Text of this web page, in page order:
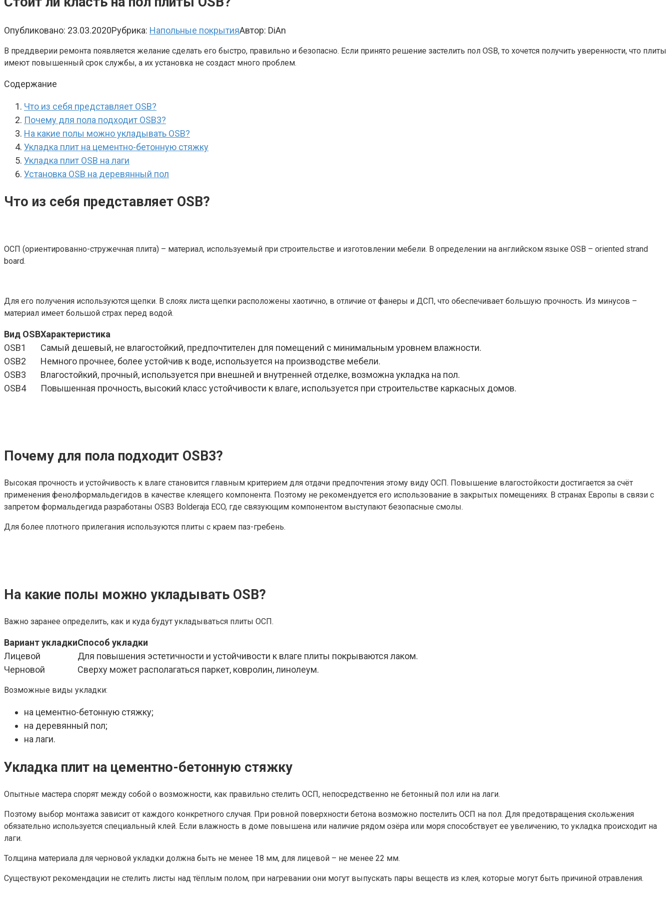
Опубликовано: 23.03.2020Рубрика: Напольные покрытияАвтор: DiAn
В преддверии ремонта появляется желание сделать его быстро, правильно и безопасно. Если принято решение застелить пол OSB, то хочется получить уверенности, что плиты
имеют повышенный срок службы, а их установка не создаст много проблем.
Содержание
Что из себя представляет OSB?
Почему для пола подходит OSB3?
На какие полы можно укладывать OSB?
Укладка плит на цементно-бетонную стяжку
Укладка плит OSB на лаги
Установка OSB на деревянный пол
Что из себя представляет OSB?
ОСП (ориентированно-стружечная плита) – материал, используемый при строительстве и изготовлении мебели. В определении на английском языке OSB – oriented strand
board.
Для его получения используются щепки. В слоях листа щепки расположены хаотично, в отличие от фанеры и ДСП, что обеспечивает большую прочность. Из минусов –
материал имеет большой страх перед водой.
Вид OSBХарактеристика
OSB1
Самый дешевый, не влагостойкий, предпочтителен для помещений с минимальным уровнем влажности.
OSB2
Немного прочнее, более устойчив к воде, используется на производстве мебели.
OSB3
Влагостойкий, прочный, используется при внешней и внутренней отделке, возможна укладка на пол.
OSB4
Повышенная прочность, высокий класс устойчивости к влаге, используется при строительстве каркасных домов.
Почему для пола подходит OSB3?
Высокая прочность и устойчивость к влаге становится главным критерием для отдачи предпочтения этому виду ОСП. Повышение влагостойкости достигается за счёт
применения фенолформальдегидов в качестве клеящего компонента. Поэтому не рекомендуется его использование в закрытых помещениях. В странах Европы в связи с
запретом формальдегида разработаны OSB3 Bolderaja ECO, где связующим компонентом выступают безопасные смолы.
Для более плотного прилегания используются плиты с краем паз-гребень.
На какие полы можно укладывать OSB?
Важно заранее определить, как и куда будут укладываться плиты ОСП.
Вариант укладкиСпособ укладки
Лицевой
Для повышения эстетичности и устойчивости к влаге плиты покрываются лаком.
Черновой
Сверху может располагаться паркет, ковролин, линолеум.
Возможные виды укладки:
на цементно-бетонную стяжку;
на деревянный пол;
на лаги.
Укладка плит на цементно-бетонную стяжку
Опытные мастера спорят между собой о возможности, как правильно стелить ОСП, непосредственно не бетонный пол или на лаги.
Поэтому выбор монтажа зависит от каждого конкретного случая. При ровной поверхности бетона возможно постелить ОСП на пол. Для предотвращения скольжения
обязательно используется специальный клей. Если влажность в доме повышена или наличие рядом озёра или моря способствует ее увеличению, то укладка происходит на
лаги.
Толщина материала для черновой укладки должна быть не менее 18 мм, для лицевой – не менее 22 мм.
Существуют рекомендации не стелить листы над тёплым полом, при нагревании они могут выпускать пары веществ из клея, которые могут быть причиной отравления.